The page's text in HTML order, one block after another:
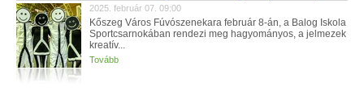
2025. február 07. 09:00
Kőszeg Város Fúvószenekara február 8-án, a Balog Iskola
Sportcsarnokában rendezi meg hagyományos, a jelmezek
kreatív...
Tovább